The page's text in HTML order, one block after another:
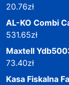
20.76zł
AL-KO Combi
531.65zł
Maxtell
73.40zł
Kasa Fiskalna